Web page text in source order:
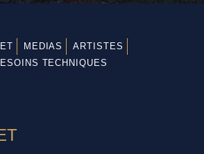
MEDIAS
ARTISTES
TECHNIQUES